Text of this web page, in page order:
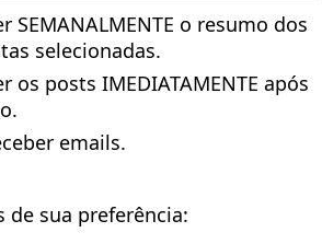
SEMANALMENTE o resumo dos
selecionadas.
os posts IMEDIATAMENTE após
emails.
de sua preferência: